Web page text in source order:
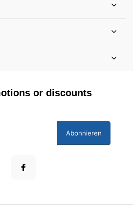
or discounts
Abonnieren